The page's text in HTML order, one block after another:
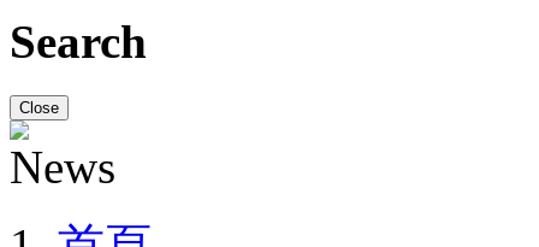
Search
Close